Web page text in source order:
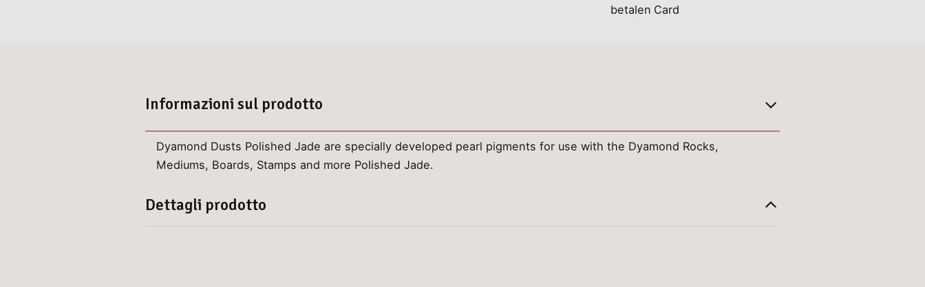
Informazioni sul prodotto
Dyamond Dusts Polished Jade are specially developed pearl pigments for use with the Dyamond Rocks,
Mediums, Boards, Stamps and more Polished Jade.
Dettagli prodotto